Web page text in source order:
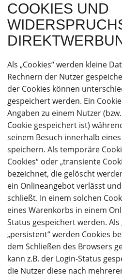
COOKIES UND
Als „Cookies“ werden kleine
Rechnern der Nutzer
der Cookies können
gespeichert werden. Ein
Angaben zu einem Nutzer
Cookie gespeichert ist)
seinem Besuch innerhalb
speichern. Als temporäre
Cookies“ oder „transiente
bezeichnet, die gelöscht
ein Onlineangebot verlässt
schließt. In einem solchen
eines Warenkorbs in einem
Status gespeichert werden.
„persistent“ werden Cookies
dem Schließen des Browsers
kann z.B. der Login-Status
die Nutzer diese nach